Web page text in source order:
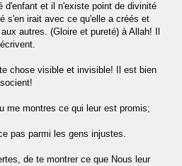
d'enfant et il n'existe point de divinité
s'en irait avec ce qu'elle a créés et
autres. (Gloire et pureté) à Allah! Il
chose visible et invisible! Il est bien
me montres ce qui leur est promis;
pas parmi les gens injustes.
de te montrer ce que Nous leur